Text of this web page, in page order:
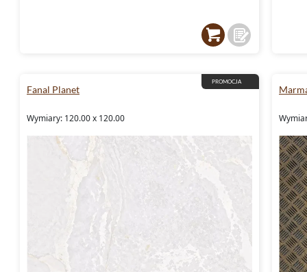
PROMOCJA
Fanal Planet
Wymiary: 120.00 x 120.00